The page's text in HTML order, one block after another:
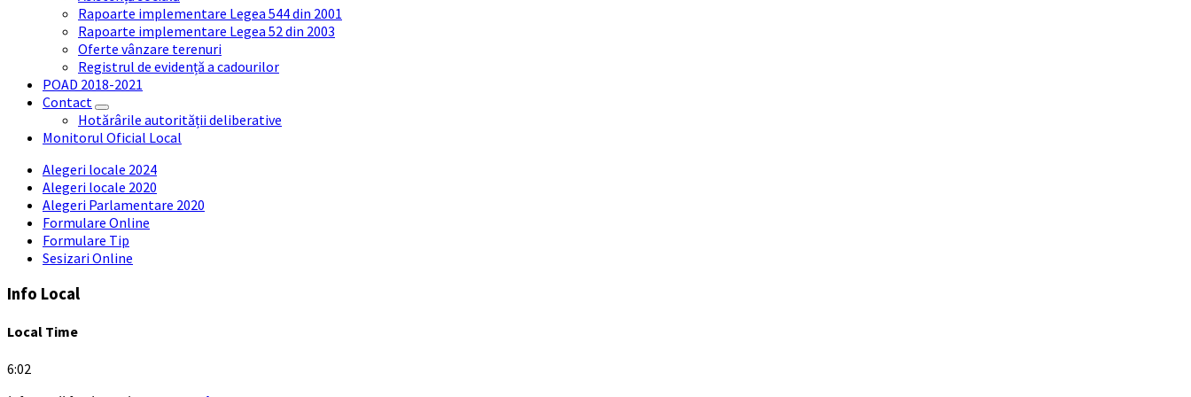
Rapoarte implementare Legea 544 din 2001
Rapoarte implementare Legea 52 din 2003
Oferte vânzare terenuri
Registrul de evidență a cadourilor
POAD 2018-2021
Contact
Hotărârile autorității deliberative
Monitorul Oficial Local
Alegeri locale 2024
Alegeri locale 2020
Alegeri Parlamentare 2020
Formulare Online
Formulare Tip
Sesizari Online
Info Local
Local Time
6:02